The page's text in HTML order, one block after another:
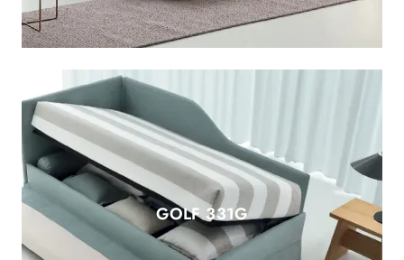
GOLF 331G